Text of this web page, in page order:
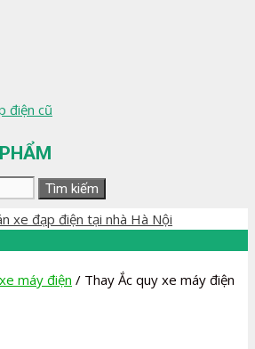
điện cũ
Tìm kiếm
máy điện / Thay Ắc quy xe máy điện